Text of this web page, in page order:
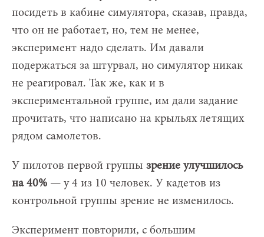
посидеть в кабине симулятора, сказав, правда,
что он не работает, но, тем не менее,
эксперимент надо сделать. Им давали
подержаться за штурвал, но симулятор никак
не реагировал. Так же, как и в
экспериментальной группе, им дали задание
прочитать, что написано на крыльях летящих
рядом самолетов.
У пилотов первой группы зрение улучшилось
на 40% — у 4 из 10 человек. У кадетов из
контрольной группы зрение не изменилось.
Эксперимент повторили, с большим